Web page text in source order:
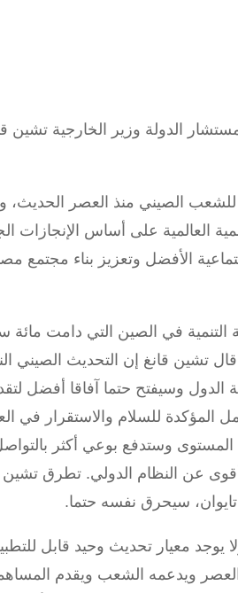
الدولة وزير الخارجية تشين
الصيني منذ العصر الحديث،
العالمية على أساس الإنجازات
الأفضل وتعزيز بناء مجتمع
في الصين التي دامت مائة
قال تشين قانغ إن التحديث
الدول وسيفتح حتما آفاقا أفضل
المؤكدة للسلام والاستقرار في
المستوى وستدفع بوعي أكثر
عن النظام الدولي. تطرق تشين
تايوان، سيحرق نفسه حتما.
معيار تحديث وحيد قابل
العصر ويدعمه الشعب ويقدم